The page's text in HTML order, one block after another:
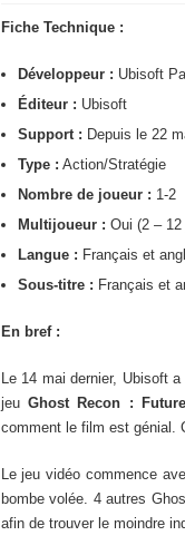
Fiche Technique :
Développeur : Ubisoft
Éditeur : Ubisoft
Support : Depuis le 22
Type : Action/Stratégie
Nombre de joueur : 1-2
Multijoueur : Oui (2 – 12
Langue : Français et
Sous-titre : Français et
En bref :
Le 14 mai dernier, Ubisoft
jeu Ghost Recon :
comment le film est génial.
Le jeu vidéo commence
bombe volée. 4 autres
afin de trouver le moindre